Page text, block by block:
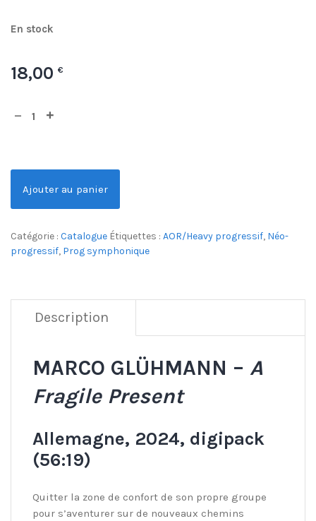
En stock
18,00 €
Ajouter au panier
Catégorie : Catalogue Étiquettes : AOR/Heavy progressif, Néo-
progressif, Prog symphonique
Description
MARCO GLÜHMANN – A
Fragile Present
Allemagne, 2024, digipack
(56:19)
Quitter la zone de confort de son propre groupe
pour s’aventurer sur de nouveaux chemins